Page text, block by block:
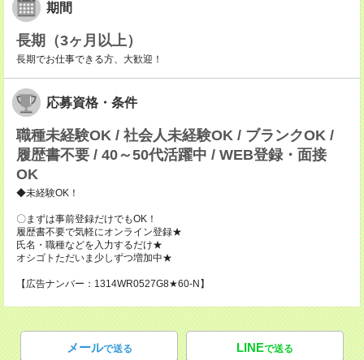
期間
長期（3ヶ月以上）
長期でお仕事できる方、大歓迎！
応募資格・条件
職種未経験OK / 社会人未経験OK / ブランクOK /
履歴書不要 / 40～50代活躍中 / WEB登録・面接
OK
◆未経験OK！
〇まずは事前登録だけでもOK！
履歴書不要で気軽にオンライン登録★
氏名・職種などを入力するだけ★
オシゴトただいま少しずつ増加中★
【広告ナンバー：1314WR0527G8★60-N】
メールで送る LINEで送る